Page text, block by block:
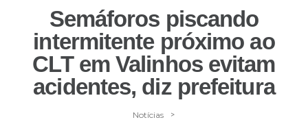
Semáforos piscando
intermitente próximo ao
CLT em Valinhos evitam
acidentes, diz prefeitura
Notícias >